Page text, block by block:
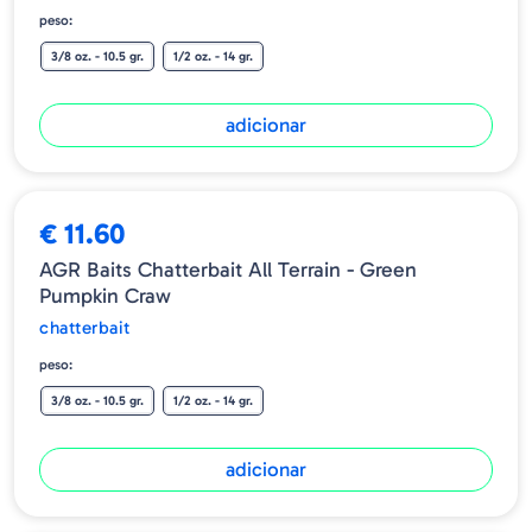
peso:
3/8 oz. - 10.5 gr. 1/2 oz. - 14 gr.
adicionar
€ 11.60
AGR Baits Chatterbait All Terrain - Green
Pumpkin Craw
chatterbait
peso:
3/8 oz. - 10.5 gr. 1/2 oz. - 14 gr.
adicionar